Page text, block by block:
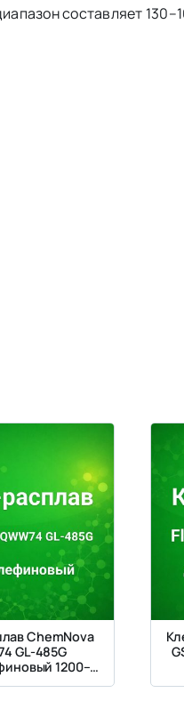
составляет
ChemNova
GL-485G
1200–
для плотного